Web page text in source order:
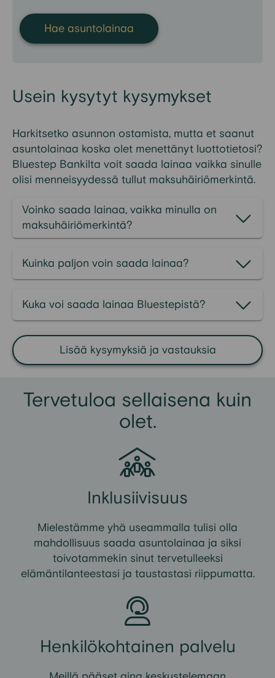
Hae asuntolainaa
Usein kysytyt kysymykset
Harkitsetko asunnon ostamista, mutta et saanut
asuntolainaa koska olet menettänyt luottotietosi?
Bluestep Bankilta voit saada lainaa vaikka sinulle
olisi menneisyydessä tullut maksuhäiriömerkintä.
Voinko saada lainaa, vaikka minulla on
maksuhäiriömerkintä?
Kuinka paljon voin saada lainaa?
Kuka voi saada lainaa Bluestepistä?
Lisää kysymyksiä ja vastauksia
Tervetuloa sellaisena kuin
olet.
Inklusiivisuus
Mielestämme yhä useammalla tulisi olla
mahdollisuus saada asuntolainaa ja siksi
toivotammekin sinut tervetulleeksi
elämäntilanteestasi ja taustastasi riippumatta.
Henkilökohtainen palvelu